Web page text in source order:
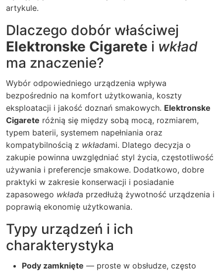
artykule.
Dlaczego dobór właściwej
Elektronske Cigarete i wkład
ma znaczenie?
Wybór odpowiedniego urządzenia wpływa
bezpośrednio na komfort użytkowania, koszty
eksploatacji i jakość doznań smakowych. Elektronske
Cigarete różnią się między sobą mocą, rozmiarem,
typem baterii, systemem napełniania oraz
kompatybilnością z wkładami. Dlatego decyzja o
zakupie powinna uwzględniać styl życia, częstotliwość
używania i preferencje smakowe. Dodatkowo, dobre
praktyki w zakresie konserwacji i posiadanie
zapasowego wkłada przedłużą żywotność urządzenia i
poprawią ekonomię użytkowania.
Typy urządzeń i ich
charakterystyka
Pody zamknięte — proste w obsłudze, często